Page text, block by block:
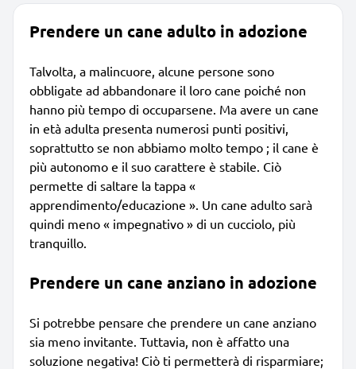
Prendere un cane adulto in adozione
Talvolta, a malincuore, alcune persone sono
obbligate ad abbandonare il loro cane poiché non
hanno più tempo di occuparsene. Ma avere un cane
in età adulta presenta numerosi punti positivi,
soprattutto se non abbiamo molto tempo ; il cane è
più autonomo e il suo carattere è stabile. Ciò
permette di saltare la tappa «
apprendimento/educazione ». Un cane adulto sarà
quindi meno « impegnativo » di un cucciolo, più
tranquillo.
Prendere un cane anziano in adozione
Si potrebbe pensare che prendere un cane anziano
sia meno invitante. Tuttavia, non è affatto una
soluzione negativa! Ciò ti permetterà di risparmiare;